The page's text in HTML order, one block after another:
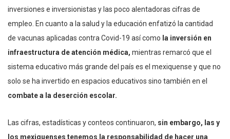
inversiones e inversionistas y las poco alentadoras cifras de
empleo. En cuanto a la salud y la educación enfatizó la cantidad
de vacunas aplicadas contra Covid-19 así como la inversión en
infraestructura de atención médica, mientras remarcó que el
sistema educativo más grande del país es el mexiquense y que no
solo se ha invertido en espacios educativos sino también en el
combate a la deserción escolar.
Las cifras, estadísticas y conteos continuaron, sin embargo, las y
los mexiquenses tenemos la responsabilidad de hacer una